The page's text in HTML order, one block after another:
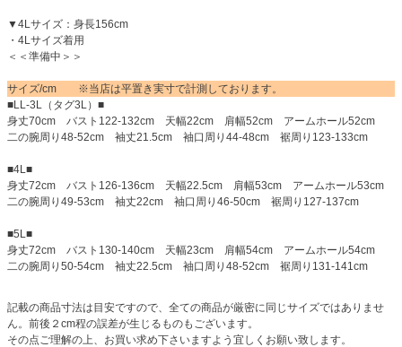
▼4Lサイズ：身長156cm
・4Lサイズ着用
＜＜準備中＞＞
サイズ/cm ※当店は平置き実寸で計測しております。
■LL-3L（タグ3L）■
身丈70cm バスト122-132cm 天幅22cm 肩幅52cm アームホール52cm
二の腕周り48-52cm 袖丈21.5cm 袖口周り44-48cm 裾周り123-133cm
■4L■
身丈72cm バスト126-136cm 天幅22.5cm 肩幅53cm アームホール53cm
二の腕周り49-53cm 袖丈22cm 袖口周り46-50cm 裾周り127-137cm
■5L■
身丈72cm バスト130-140cm 天幅23cm 肩幅54cm アームホール54cm
二の腕周り50-54cm 袖丈22.5cm 袖口周り48-52cm 裾周り131-141cm
記載の商品寸法は目安ですので、全ての商品が厳密に同じサイズではありませ
ん。前後２cm程の誤差が生じるものもございます。
その点ご理解の上、お買い求め下さいますよう宜しくお願い致します。